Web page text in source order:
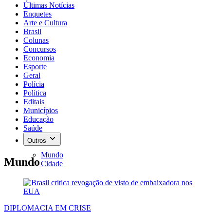
Últimas Notícias
Enquetes
Arte e Cultura
Brasil
Colunas
Concursos
Economia
Esporte
Geral
Polícia
Política
Editais
Municípios
Educação
Saúde
Outros
Mundo
Cidade
Mundo
DIPLOMACIA EM CRISE